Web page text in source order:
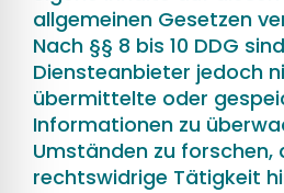
allgemeinen Gesetzen
Nach §§ 8 bis 10 DDG
Diensteanbieter jedoch
übermittelte oder
Informationen zu
Umständen zu forschen,
rechtswidrige Tätigkeit